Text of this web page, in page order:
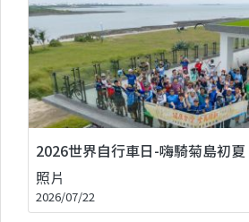
2026世界自行車日-嗨騎菊島初夏
照片
2026/07/22